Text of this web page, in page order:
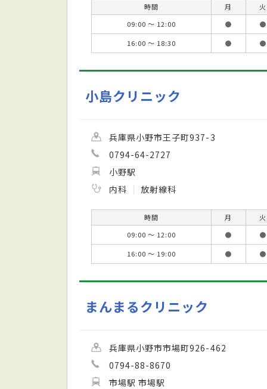
時間 月 火
09:00 ～ 12:00
● ●
16:00 ～ 18:30
● ●
小島クリニック
兵庫県小野市王子町937-3
0794-64-2727
小野駅
内科
放射線科
時間 月 火
09:00 ～ 12:00
● ●
16:00 ～ 19:00
● ●
まんまるクリニック
兵庫県小野市市場町926-462
0794-88-8670
市場駅 市場駅